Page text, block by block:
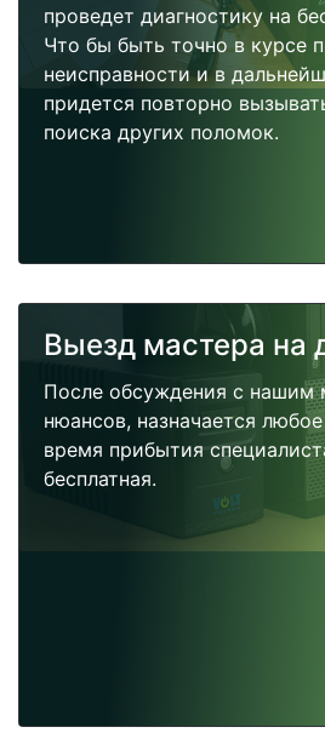
проведет диагностику на
Что бы быть точно в курсе
неисправности и в
придется повторно
поиска других поломок.
Выезд мастера на
После обсуждения с нашим
нюансов, назначается
время прибытия
бесплатная.